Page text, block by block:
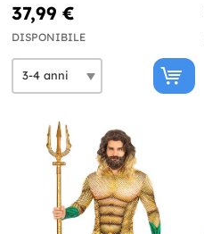
37,99 €
DISPONIBILE